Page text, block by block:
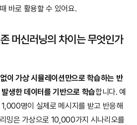
바로 활용할 수 있어요.
머신러닝의 차이는 무엇인가
이 가상 시뮬레이션만으로 학습하는 반
생한 데이터를 기반으로 학습합니다. 예
명이 실제로 메시지를 받고 반응해
밍은 가상으로 10,000가지 시나리오를